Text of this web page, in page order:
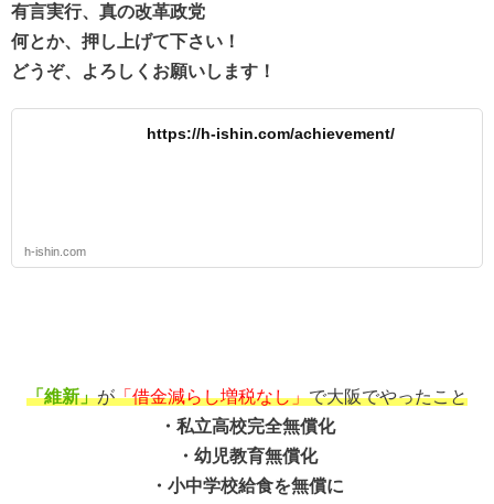
有言実行、真の改革政党
何とか、押し上げて下さい！
どうぞ、よろしくお願いします！
https://h-ishin.com/achievement/
h-ishin.com
「維新」が「借金減らし増税なし」で大阪でやったこと
・私立高校完全無償化
・幼児教育無償化
・小中学校給食を無償に